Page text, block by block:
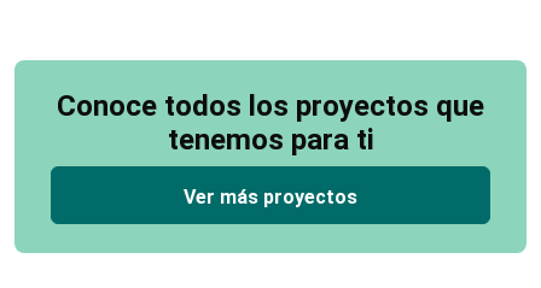
Conoce todos los proyectos que
tenemos para ti
Ver más proyectos